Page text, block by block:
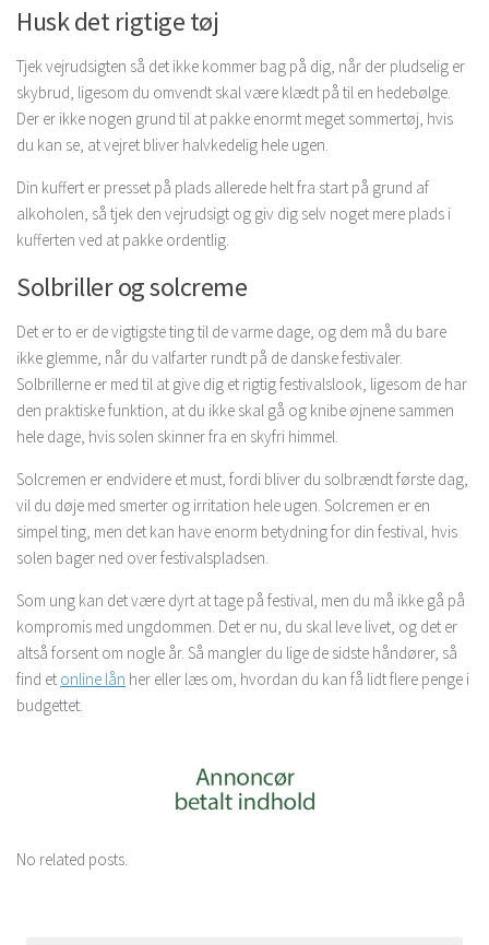
Husk det rigtige tøj
Tjek vejrudsigten så det ikke kommer bag på dig, når der pludselig er
skybrud, ligesom du omvendt skal være klædt på til en hedebølge.
Der er ikke nogen grund til at pakke enormt meget sommertøj, hvis
du kan se, at vejret bliver halvkedelig hele ugen.
Din kuffert er presset på plads allerede helt fra start på grund af
alkoholen, så tjek den vejrudsigt og giv dig selv noget mere plads i
kufferten ved at pakke ordentlig.
Solbriller og solcreme
Det er to er de vigtigste ting til de varme dage, og dem må du bare
ikke glemme, når du valfarter rundt på de danske festivaler.
Solbrillerne er med til at give dig et rigtig festivalslook, ligesom de har
den praktiske funktion, at du ikke skal gå og knibe øjnene sammen
hele dage, hvis solen skinner fra en skyfri himmel.
Solcremen er endvidere et must, fordi bliver du solbrændt første dag,
vil du døje med smerter og irritation hele ugen. Solcremen er en
simpel ting, men det kan have enorm betydning for din festival, hvis
solen bager ned over festivalspladsen.
Som ung kan det være dyrt at tage på festival, men du må ikke gå på
kompromis med ungdommen. Det er nu, du skal leve livet, og det er
altså forsent om nogle år. Så mangler du lige de sidste håndører, så
find et online lån her eller læs om, hvordan du kan få lidt flere penge i
budgettet.
No related posts.